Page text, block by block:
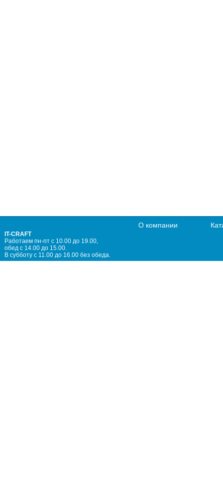
IT-CRAFT
Работаем пн-пт с 10.00 до 19.00,
обед с 14.00 до 15.00.
В субботу с 11.00 до 16.00 без обеда.
О компании